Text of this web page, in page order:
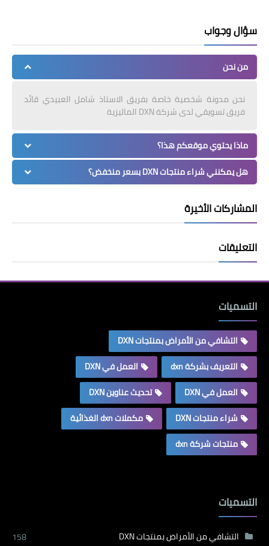
سؤال وجواب
من نحن
نحن مدونة شخصية خاصة بفريق الاستاذ شامل العبيدي قائد
فريق تسويقي لدى شركة DXN الماليزية
ماذا يحتوي موقعكم هذا؟
هل يمكنني شراء منتجات DXN بسعر منخفض؟
المشاركات الأخيرة
التعليقات
التسميات
التشافي من الأمراض بمنتجات DXN
التعريف بشركة dxn
العمل في DXN
العمل في DXN
تحديث عناوين DXN
شراء منتجات DXN
مكملات dxn الغذائية
منتجات شركة dxn
التسميات
التشافي من الأمراض بمنتجات DXN
158